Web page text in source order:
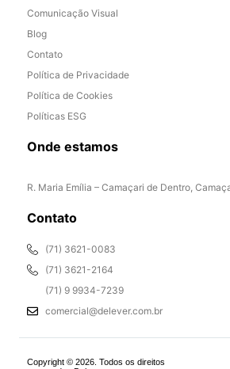
Comunicação Visual
Blog
Contato
Política de Privacidade
Política de Cookies
Políticas ESG
Onde estamos
R. Maria Emília – Camaçari de Dentro,
Contato
(71) 3621-0083
(71) 3621-2164
(71) 9 9934-7239
comercial@delever.com.br
Copyright © 2026. Todos os direitos